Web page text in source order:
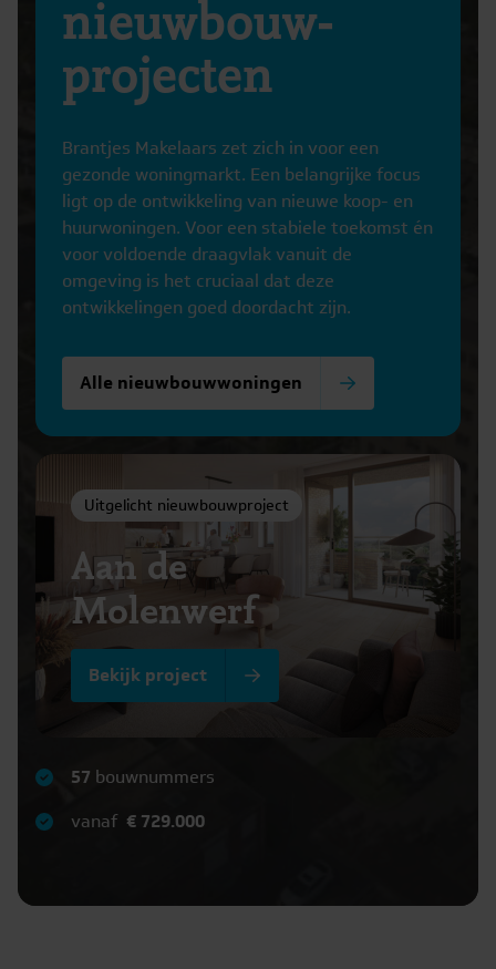
nieuwbouw-
projecten
Brantjes Makelaars zet zich in voor een
gezonde woningmarkt. Een belangrijke focus
ligt op de ontwikkeling van nieuwe koop- en
huurwoningen. Voor een stabiele toekomst én
voor voldoende draagvlak vanuit de
omgeving is het cruciaal dat deze
ontwikkelingen goed doordacht zijn.
Alle nieuwbouwwoningen
Uitgelicht nieuwbouwproject
Aan de
Molenwerf
Bekijk project
57 bouwnummers
vanaf € 729.000